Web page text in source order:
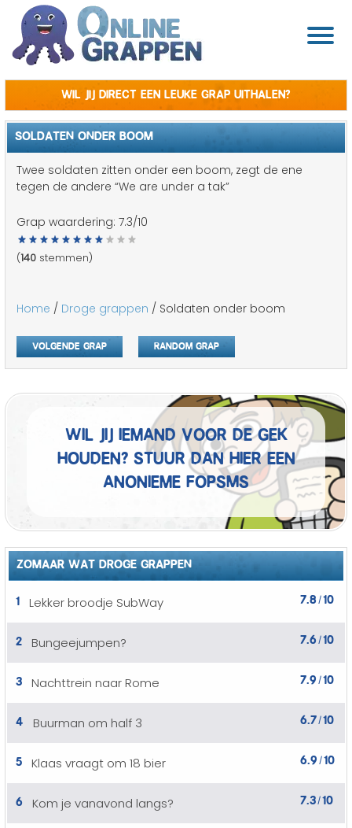
Wil jij direct een leuke grap uithalen?
SOLDATEN ONDER BOOM
Twee soldaten zitten onder een boom, zegt de ene
tegen de andere “We are under a tak”
Grap waardering: 7.3/10
(140 stemmen)
Home / Droge grappen / Soldaten onder boom
Volgende grap Random grap
Wil jij iemand voor de gek
houden? Stuur dan hier een
anonieme fopSMS
ZOMAAR WAT DROGE GRAPPEN
1
Lekker broodje SubWay 7.8/10
2 Bungeejumpen? 7.6 /10
3 Nachttrein naar Rome 7.9 /10
4 Buurman om half 3 6.7/10
5 Klaas vraagt om 18 bier 6.9 /10
6 Kom je vanavond langs? 7.3/10